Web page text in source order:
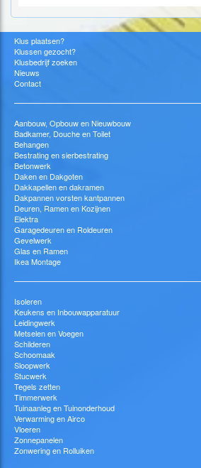
Klus plaatsen?
Klussen gezocht?
Klusbedrijf zoeken
Nieuws
Contact
Aanbouw, Opbouw en Nieuwbouw
Badkamer, Douche en Toilet
Behangen
Bestrating en sierbestrating
Betonwerk
Daken en Dakgoten
Dakkapellen en dakramen
Dakpannen vorsten kantpannen
Deuren, Ramen en Kozijnen
Elektra
Garagedeuren en Roldeuren
Gevelwerk
Glas en Ramen
Ikea Montage
Isoleren
Keukens en Inbouwapparatuur
Leidingwerk
Metselen en Voegen
Schilderen
Schoomaak
Sloopwerk
Stucwerk
Tegels zetten
Timmerwerk
Tuinaanleg en Tuinonderhoud
Verwarming en Airco
Vloeren
Zonnepanelen
Zonwering en Rolluiken